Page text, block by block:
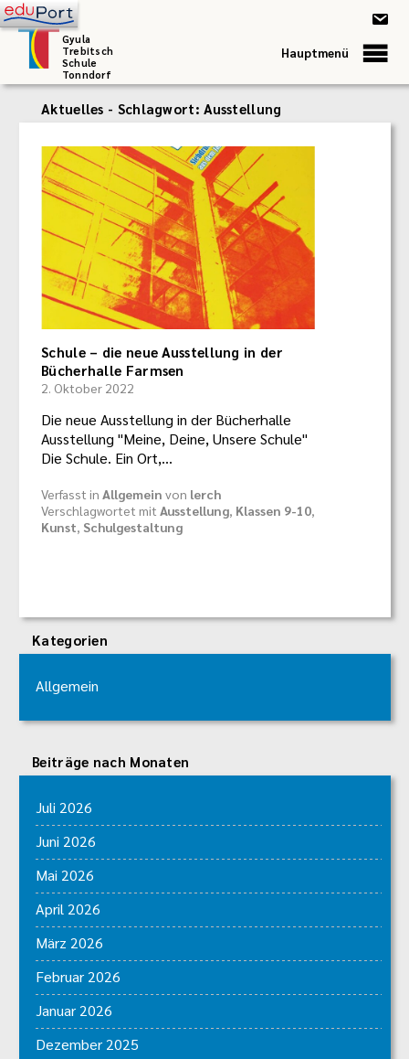
Gyula
Trebitsch
Schule
Tonndorf
Hauptmenü
Aktuelles - Schlagwort:Ausstellung
Schule – die neue Ausstellung in der
Bücherhalle Farmsen
2. Oktober 2022
Die neue Ausstellung in der Bücherhalle
Ausstellung "Meine, Deine, Unsere Schule"
Die Schule. Ein Ort,…
Verfasst in Allgemein von lerch
Verschlagwortet mit Ausstellung, Klassen 9-10,
Kunst, Schulgestaltung
Kategorien
Allgemein
Beiträge nach Monaten
Juli 2026
Juni 2026
Mai 2026
April 2026
März 2026
Februar 2026
Januar 2026
Dezember 2025